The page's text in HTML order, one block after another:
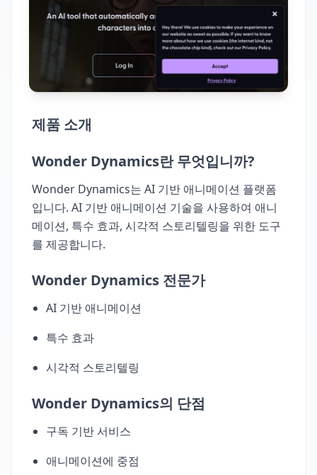
제품 소개
Wonder Dynamics란 무엇입니까?
Wonder Dynamics는 AI 기반 애니메이션 플랫폼
입니다. AI 기반 애니메이션 기술을 사용하여 애니
메이션, 특수 효과, 시각적 스토리텔링을 위한 도구
를 제공합니다.
Wonder Dynamics 전문가
AI 기반 애니메이션
특수 효과
시각적 스토리텔링
Wonder Dynamics의 단점
구독 기반 서비스
애니메이션에 중점